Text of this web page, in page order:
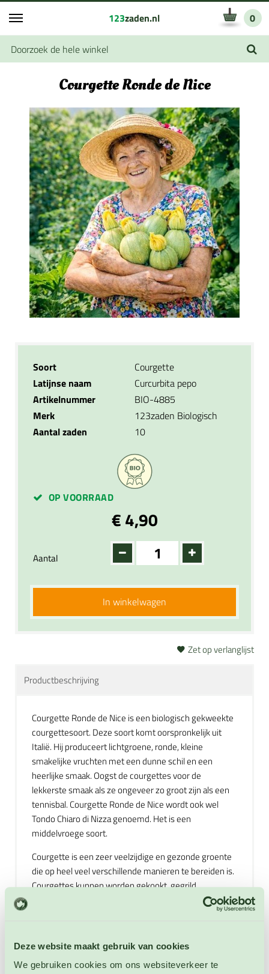
Deze website maakt gebruik van cookies
We gebruiken cookies om ons websiteverkeer te
123zaden.nl 0
Courgette Ronde de Nice
Soort
Courgette
Latijnse naam
Curcurbita pepo
Artikelnummer
BIO-4885
Merk
123zaden Biologisch
Aantal zaden
10
OP VOORRAAD
€ 4,90
Aantal
In winkelwagen
Zet op verlanglijst
Productbeschrijving
Courgette Ronde de Nice is een biologisch gekweekte
courgettesoort. Deze soort komt oorspronkelijk uit
Italië. Hij produceert lichtgroene, ronde, kleine
smakelijke vruchten met een dunne schil en een
heerlijke smaak. Oogst de courgettes voor de
lekkerste smaak als ze ongeveer zo groot zijn als een
tennisbal. Courgette Ronde de Nice wordt ook wel
Tondo Chiaro di Nizza genoemd. Het is een
middelvroege soort.
Courgette is een zeer veelzijdige en gezonde groente
die op heel veel verschillende manieren te bereiden is.
Courgettes kunnen worden gekookt, gegrild,
gebakken, gewokt, geroosterd, gestoofd, gevuld en
tenslotte kunnen zeer jonge, kleine courgettes (tot
de mannelijke bloemen van courgette vullen met